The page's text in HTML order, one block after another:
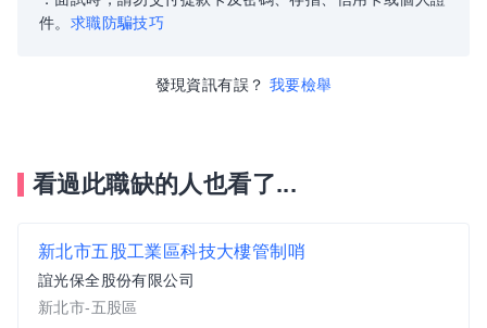
件。 求職防騙技巧
發現資訊有誤？ 我要檢舉
看過此職缺的人也看了...
新北市五股工業區科技大樓管制哨
誼光保全股份有限公司
新北市-五股區